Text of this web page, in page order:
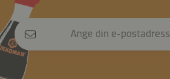
Ange din e-postadress